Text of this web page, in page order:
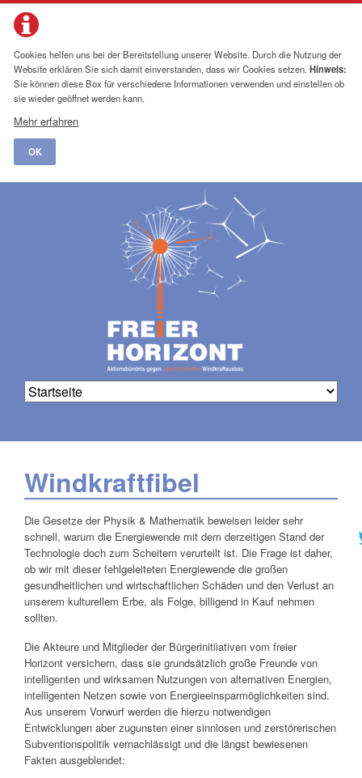
Cookies helfen uns bei der Bereitstellung unserer Website. Durch die Nutzung der
Website erklären Sie sich damit einverstanden, dass wir Cookies setzen.Hinweis:
Sie können diese Box für verschiedene Informationen verwenden und einstellen ob
sie wieder geöffnet werden kann.
Mehr erfahren
OK
Windkraftfibel
Die Gesetze der Physik & Mathematik beweisen leider sehr
schnell, warum die Energiewende mit dem derzeitigen Stand der
Technologie doch zum Scheitern verurteilt ist. Die Frage ist daher,
ob wir mit dieser fehlgeleiteten Energiewende die großen
gesundheitlichen und wirtschaftlichen Schäden und den Verlust an
unserem kulturellem Erbe, als Folge, billigend in Kauf nehmen
sollten.
Die Akteure und Mitglieder der Bürgerinitiiativen vom freier
Horizont versichern, dass sie grundsätzlich große Freunde von
intelligenten und wirksamen Nutzungen von alternativen Energien,
intelligenten Netzen sowie von Energieeinsparmöglichkeiten sind.
Aus unserem Vorwurf werden die hierzu notwendigen
Entwicklungen aber zugunsten einer sinnlosen und zerstörerischen
Subventionspolitik vernachlässigt und die längst bewiesenen
Fakten ausgeblendet: